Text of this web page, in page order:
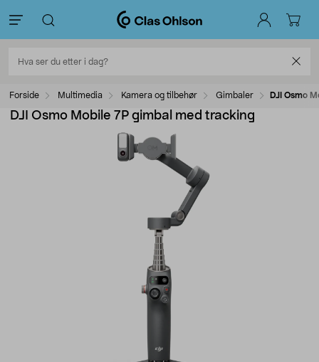
Forside Multimedia Kamera og tilbehør Gimbaler DJI Osmo
DJI Osmo Mobile 7P gimbal med tracking